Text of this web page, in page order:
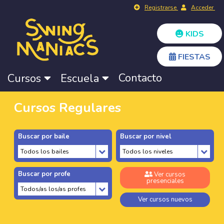
Registrarse Acceder
KIDS
FIESTAS
Cursos Escuela Contacto
Cursos Regulares
Buscar por baile Buscar por nivel
Buscar por profe Ver cursos
presenciales
Ver cursos nuevos